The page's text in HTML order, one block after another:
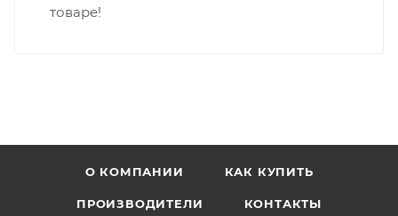
товаре!
О КОМПАНИИ КАК КУПИТЬ
ПРОИЗВОДИТЕЛИ КОНТАКТЫ